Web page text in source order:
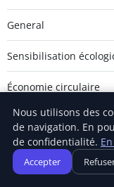
General
Sensibilisation
Économie circulaire
Énergie renouvelable
Nous utilisons des
de navigation. En
de confidentialité.
Accepter